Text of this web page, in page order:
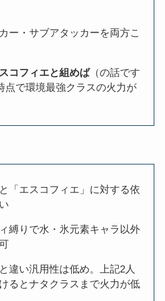
ー・サブアタッカーを両方こ
コフィエと組めば（の話です
点で環境最強クラスの火力が
「エスコフィエ」に対する依
縛りで水・氷元素キャラ以外
違い汎用性は低め。上記2人
るとナタクラスまで火力が低